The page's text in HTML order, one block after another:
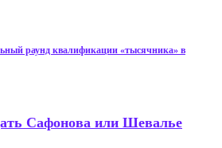
раунд квалификации «тысячника» в
Сафонова или Шевалье